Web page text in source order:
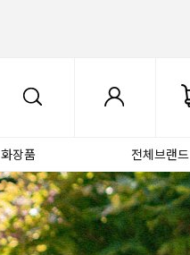
화장품 전체브랜드